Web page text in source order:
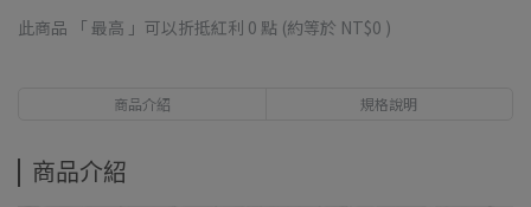
此商品 「 最高 」可以折抵紅利 0 點 (約等於 NT$0 )
商品介紹 規格說明
商品介紹